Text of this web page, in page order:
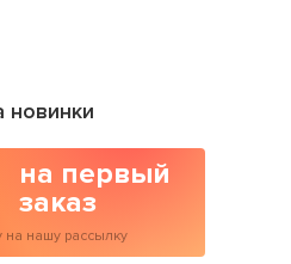
новинки
на первый
заказ
на нашу рассылку